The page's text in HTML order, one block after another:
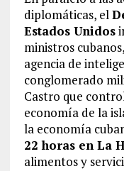
diplomáticas, el
Estados Unidos
ministros
agencia de
conglomerado
Castro que
economía de la
la economía
22 horas en La
alimentos y